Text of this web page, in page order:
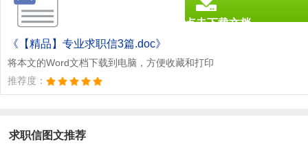
《【精品】专业求职信3篇.doc》
将本文的Word文档下载到电脑，方便收藏和打印
推荐度：
点击下载文档
求职信图文推荐